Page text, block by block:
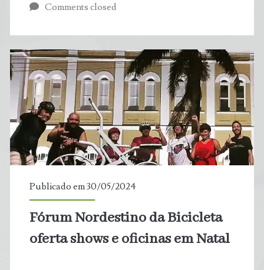
cada
4
vivem
em
com
Comments closed
Publicado em 30/05/2024
Fórum Nordestino da Bicicleta
oferta shows e oficinas em Natal